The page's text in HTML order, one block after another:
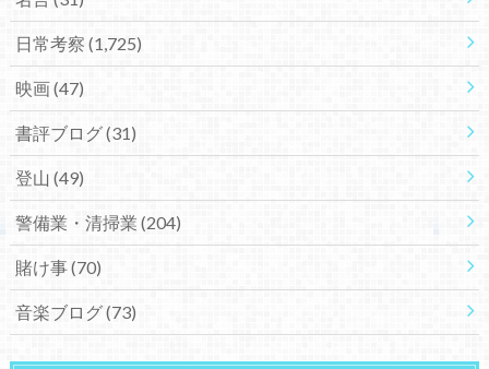
日常考察 (1,725)
映画(47)
書評ブログ(31)
登山 (49)
警備業・清掃業 (204)
賭け事(70)
音楽ブログ(73)